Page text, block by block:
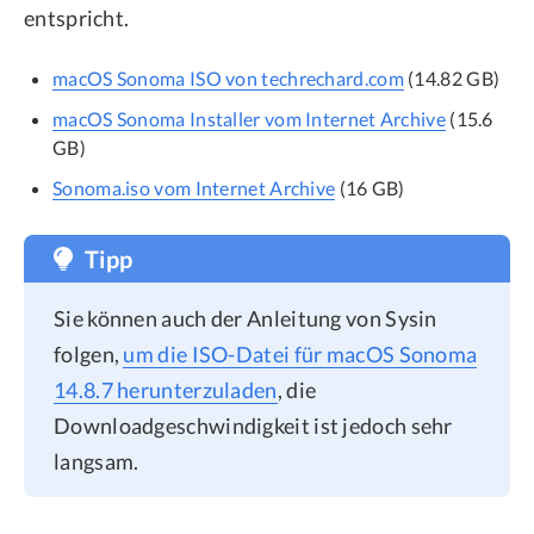
entspricht.
macOS Sonoma ISO von techrechard.com(14.82 GB)
macOS Sonoma Installer vom Internet Archive(15.6
GB)
Sonoma.iso vom Internet Archive (16 GB)
Tipp
Sie können auch der Anleitung von Sysin
folgen, um die ISO-Datei für macOS Sonoma
14.8.7 herunterzuladen, die
Downloadgeschwindigkeit ist jedoch sehr
langsam.